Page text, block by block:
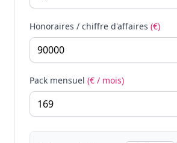
Honoraires / chiffre d'affaires (€)
Pack mensuel (€ / mois)